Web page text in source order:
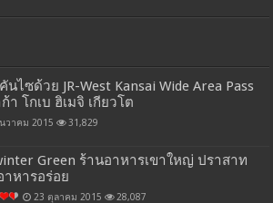
นไซด้วย JR-West Kansai Wide Area Pass
า โกเบ ฮิเมจิ เกียวโต
วาคม 2015 31,829
Green ร้านอาหารเขาใหญ่ ปราสาท
าหารอร่อย
23 ตุลาคม 2015 28,087